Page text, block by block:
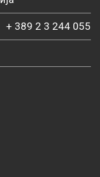
+ 389 2 3 244 055